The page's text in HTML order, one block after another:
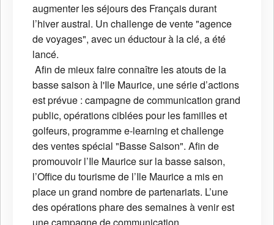
augmenter les séjours des Français durant
l’hiver austral. Un challenge de vente "agence
de voyages", avec un éductour à la clé, a été
lancé.
Afin de mieux faire connaître les atouts de la
basse saison à l'Ile Maurice, une série d’actions
est prévue : campagne de communication grand
public, opérations ciblées pour les familles et
golfeurs, programme e-learning et challenge
des ventes spécial "Basse Saison". Afin de
promouvoir l’Ile Maurice sur la basse saison,
l’Office du tourisme de l’Ile Maurice a mis en
place un grand nombre de partenariats. L’une
des opérations phare des semaines à venir est
une campagne de communication